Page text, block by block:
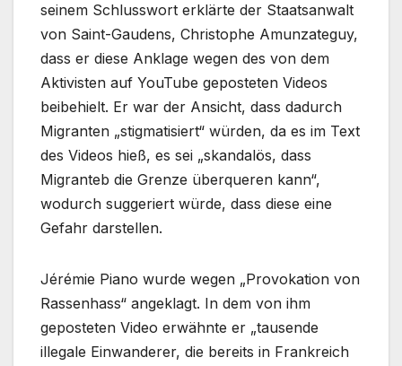
seinem Schlusswort erklärte der Staatsanwalt
von Saint-Gaudens, Christophe Amunzateguy,
dass er diese Anklage wegen des von dem
Aktivisten auf YouTube geposteten Videos
beibehielt. Er war der Ansicht, dass dadurch
Migranten „stigmatisiert“ würden, da es im Text
des Videos hieß, es sei „skandalös, dass
Migranteb die Grenze überqueren kann“,
wodurch suggeriert würde, dass diese eine
Gefahr darstellen.
Jérémie Piano wurde wegen „Provokation von
Rassenhass“ angeklagt. In dem von ihm
geposteten Video erwähnte er „tausende
illegale Einwanderer, die bereits in Frankreich